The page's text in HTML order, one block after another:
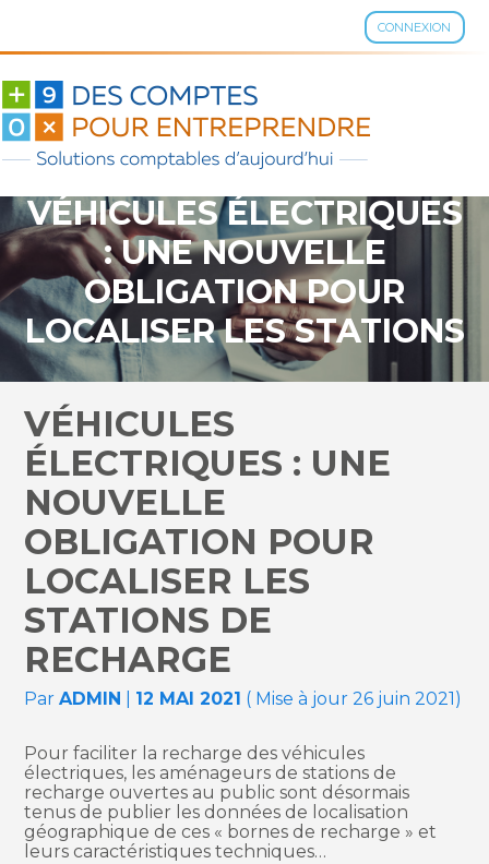
CONNEXION
Aller
contenu
VÉHICULES ÉLECTRIQUES
: UNE NOUVELLE
OBLIGATION POUR
LOCALISER LES STATIONS
DE RECHARGE
VÉHICULES
ÉLECTRIQUES : UNE
NOUVELLE
OBLIGATION POUR
LOCALISER LES
STATIONS DE
RECHARGE
ParADMIN 12 MAI 2021 ( Mise à jour 26 juin 2021)
Pour faciliter la recharge des véhicules
électriques, les aménageurs de stations de
recharge ouvertes au public sont désormais
tenus de publier les données de localisation
géographique de ces « bornes de recharge » et
leurs caractéristiques techniques…